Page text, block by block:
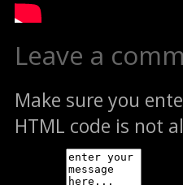
Leave a
Make sure you
HTML code is not